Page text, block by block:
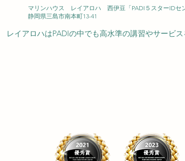
マリンハウス レイアロハ 西伊豆「PADI５スターIDセ
静岡県三島市南本町13-41
レイアロハはPADIの中でも高水準の講習やサービ